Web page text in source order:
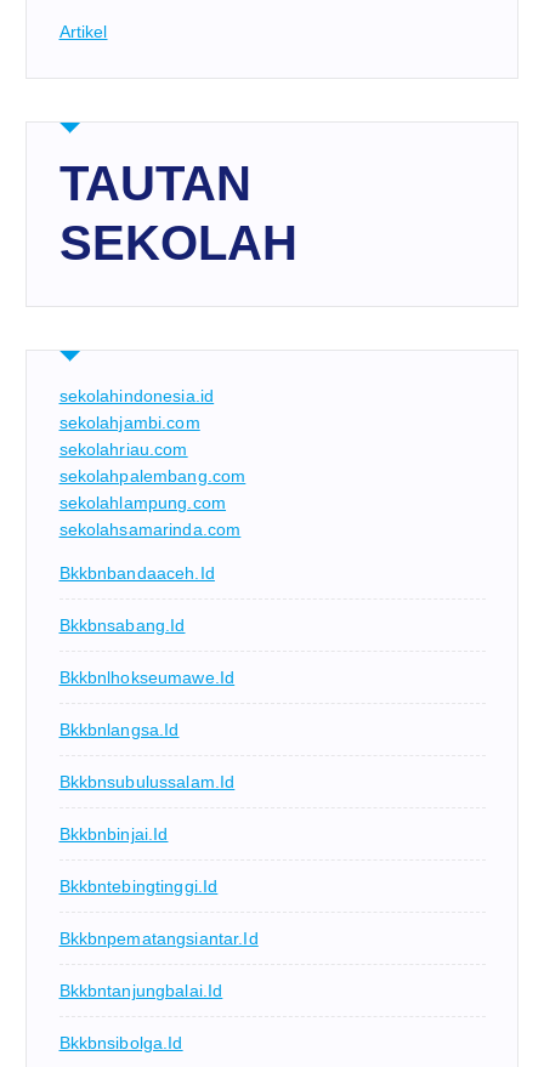
Artikel
TAUTAN
SEKOLAH
sekolahindonesia.id
sekolahjambi.com
sekolahriau.com
sekolahpalembang.com
sekolahlampung.com
sekolahsamarinda.com
Bkkbnbandaaceh.id
Bkkbnsabang.id
Bkkbnlhokseumawe.id
Bkkbnlangsa.id
Bkkbnsubulussalam.id
Bkkbnbinjai.id
Bkkbntebingtinggi.id
Bkkbnpematangsiantar.id
Bkkbntanjungbalai.id
Bkkbnsibolga.id